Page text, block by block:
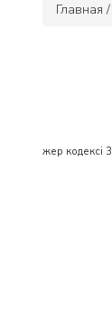
Главная /
жер кодексі 3